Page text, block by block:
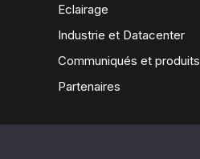
Eclairage
Industrie et Datacenter
Communiqués et produits
Partenaires